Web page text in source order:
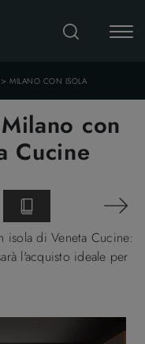
>MILANO CON ISOLA
con
Cucine
di Veneta Cucine:
l'acquisto ideale per